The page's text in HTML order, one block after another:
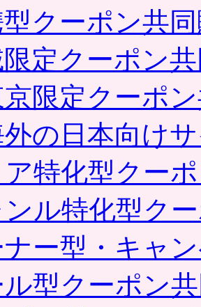
クーポン共
定クーポン
限定クーポ
の日本向け
特化型クー
ンル特化型ク
ナー型・キャ
ル型クーポン